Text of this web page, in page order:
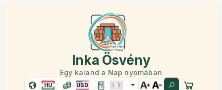
Inka Ösvény
Egy kaland a Nap nyomában
HU USD